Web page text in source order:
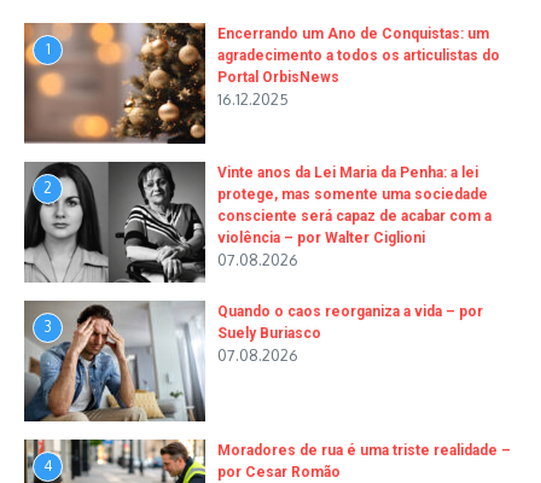
1
Encerrando um Ano de Conquistas: um
agradecimento a todos os articulistas do
Portal OrbisNews
16.12.2025
2
Vinte anos da Lei Maria da Penha: a lei
protege, mas somente uma sociedade
consciente será capaz de acabar com a
violência – por Walter Ciglioni
07.08.2026
3
Quando o caos reorganiza a vida – por
Suely Buriasco
07.08.2026
4
Moradores de rua é uma triste realidade –
por Cesar Romão